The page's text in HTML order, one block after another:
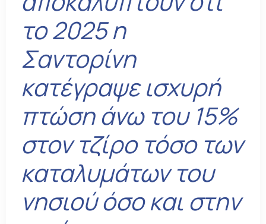
το 2025 η
Σαντορίνη
κατέγραψε ισχυρή
πτώση άνω του 15%
στον τζίρο τόσο των
καταλυμάτων του
νησιού όσο και στην